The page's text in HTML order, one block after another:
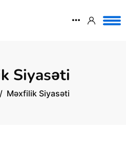
Siyasəti
Məxfilik Siyasəti